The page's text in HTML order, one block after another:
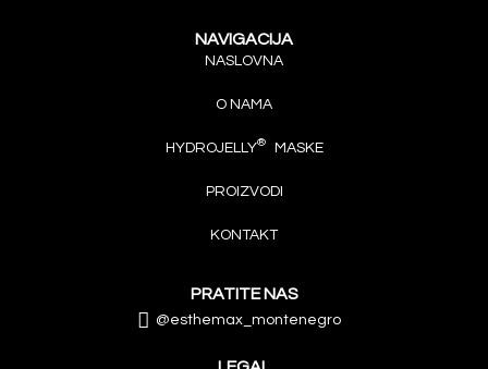
NAVIGACIJA
NASLOVNA
O NAMA
HYDROJELLY® MASKE
PROIZVODI
KONTAKT
PRATITE NAS
@esthemax_montenegro